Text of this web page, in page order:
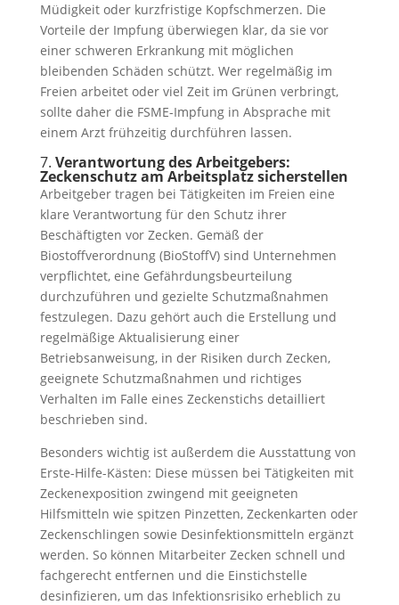
Müdigkeit oder kurzfristige Kopfschmerzen. Die
Vorteile der Impfung überwiegen klar, da sie vor
einer schweren Erkrankung mit möglichen
bleibenden Schäden schützt. Wer regelmäßig im
Freien arbeitet oder viel Zeit im Grünen verbringt,
sollte daher die FSME-Impfung in Absprache mit
einem Arzt frühzeitig durchführen lassen.
7. Verantwortung des Arbeitgebers:
Zeckenschutz am Arbeitsplatz sicherstellen
Arbeitgeber tragen bei Tätigkeiten im Freien eine
klare Verantwortung für den Schutz ihrer
Beschäftigten vor Zecken. Gemäß der
Biostoffverordnung (BioStoffV) sind Unternehmen
verpflichtet, eine Gefährdungsbeurteilung
durchzuführen und gezielte Schutzmaßnahmen
festzulegen. Dazu gehört auch die Erstellung und
regelmäßige Aktualisierung einer
Betriebsanweisung, in der Risiken durch Zecken,
geeignete Schutzmaßnahmen und richtiges
Verhalten im Falle eines Zeckenstichs detailliert
beschrieben sind.
Besonders wichtig ist außerdem die Ausstattung von
Erste-Hilfe-Kästen: Diese müssen bei Tätigkeiten mit
Zeckenexposition zwingend mit geeigneten
Hilfsmitteln wie spitzen Pinzetten, Zeckenkarten oder
Zeckenschlingen sowie Desinfektionsmitteln ergänzt
werden. So können Mitarbeiter Zecken schnell und
fachgerecht entfernen und die Einstichstelle
desinfizieren, um das Infektionsrisiko erheblich zu